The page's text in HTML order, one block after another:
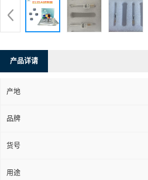
产品详请
产地
品牌
货号
用途